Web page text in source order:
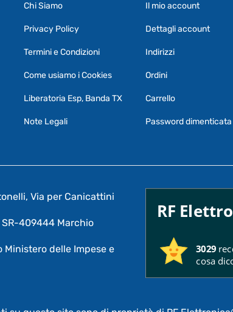
Chi Siamo
Privacy Policy
Termini e Condizioni
Come usiamo i Cookies
Liberatoria Esp, Banda TX
Note Legali
Il mio account
Dettagli account
Indirizzi
Ordini
Carrello
Password dimenticata
Via per Canicattini
SR-409444 Marchio
Ministero delle Impese e
RF
3029
cosa